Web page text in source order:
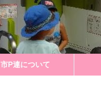
市P連について